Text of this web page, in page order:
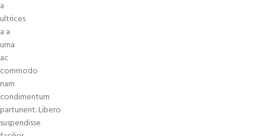
a
ultrices
a a
urna
ac
commodo
nam
condimentum
parturient. Libero
suspendisse